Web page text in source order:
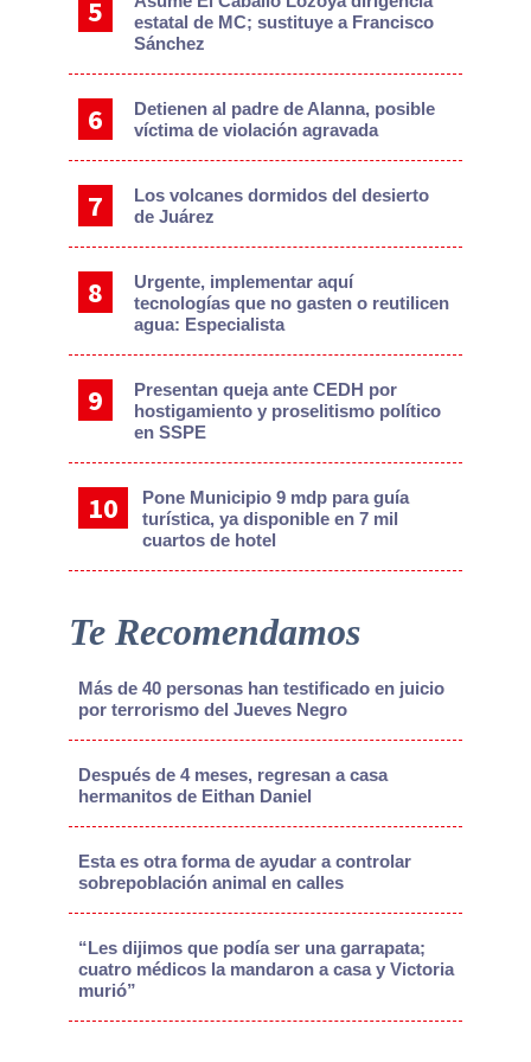
estatal de MC; sustituye a Francisco
Sánchez
Detienen al padre de Alanna, posible
víctima de violación agravada
Los volcanes dormidos del desierto
de Juárez
Urgente, implementar aquí
tecnologías que no gasten o reutilicen
agua: Especialista
Presentan queja ante CEDH por
hostigamiento y proselitismo político
en SSPE
Pone Municipio 9 mdp para guía
turística, ya disponible en 7 mil
cuartos de hotel
Te Recomendamos
Más de 40 personas han testificado en juicio
por terrorismo del Jueves Negro
Después de 4 meses, regresan a casa
hermanitos de Eithan Daniel
Esta es otra forma de ayudar a controlar
sobrepoblación animal en calles
“Les dijimos que podía ser una garrapata;
cuatro médicos la mandaron a casa y Victoria
murió”